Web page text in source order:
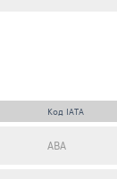
Код IATA
ABA